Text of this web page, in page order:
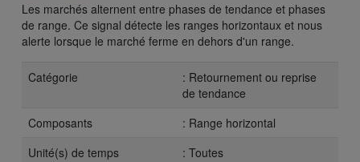
Les marchés alternent entre phases de tendance et phases
de range. Ce signal détecte les ranges horizontaux et nous
alerte lorsque le marché ferme en dehors d'un range.
Catégorie
: Retournement ou reprise
de tendance
Composants
: Range horizontal
Unité(s) de temps
: Toutes